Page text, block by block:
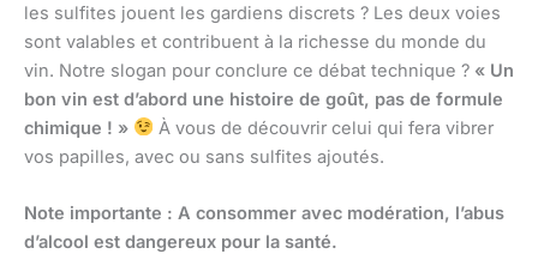
les sulfites jouent les gardiens discrets ? Les deux voies
sont valables et contribuent à la richesse du monde du
vin. Notre slogan pour conclure ce débat technique ? « Un
bon vin est d’abord une histoire de goût, pas de formule
chimique ! »
À vous de découvrir celui qui fera vibrer
vos papilles, avec ou sans sulfites ajoutés.
Note importante : A consommer avec modération, l’abus
d’alcool est dangereux pour la santé.